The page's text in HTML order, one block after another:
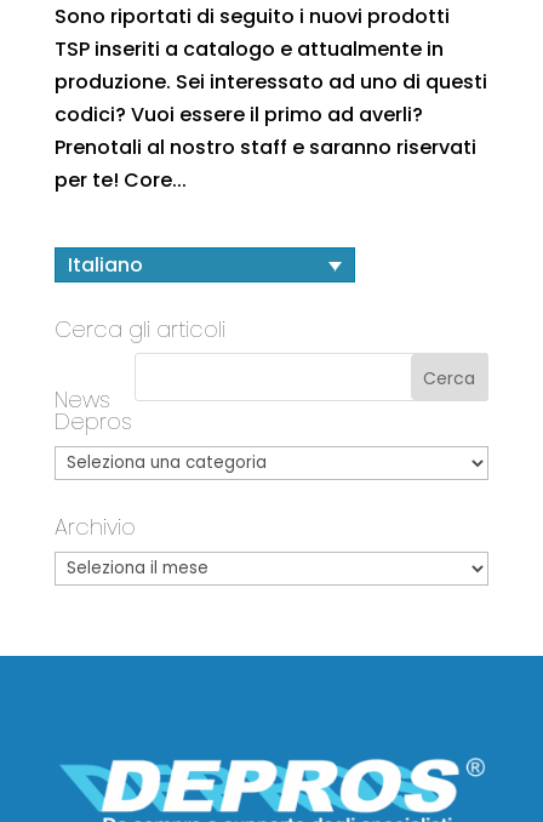
Sono riportati di seguito i nuovi prodotti
TSP inseriti a catalogo e attualmente in
produzione. Sei interessato ad uno di questi
codici? Vuoi essere il primo ad averli?
Prenotali al nostro staff e saranno riservati
per te! Core...
Italiano
Cerca gli articoli
News
Depros
Archivio